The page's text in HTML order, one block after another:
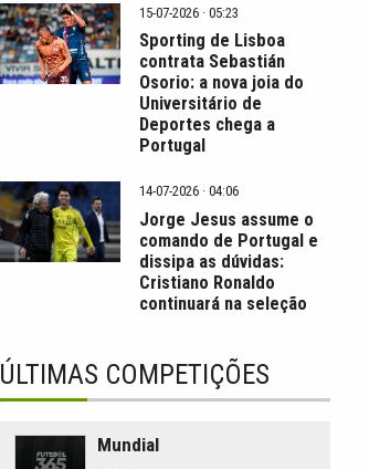
15-07-2026 · 05:23
Sporting de Lisboa
contrata Sebastián
Osorio: a nova joia do
Universitário de
Deportes chega a
Portugal
14-07-2026 · 04:06
Jorge Jesus assume o
comando de Portugal e
dissipa as dúvidas:
Cristiano Ronaldo
continuará na seleção
ÚLTIMAS COMPETIÇÕES
Mundial